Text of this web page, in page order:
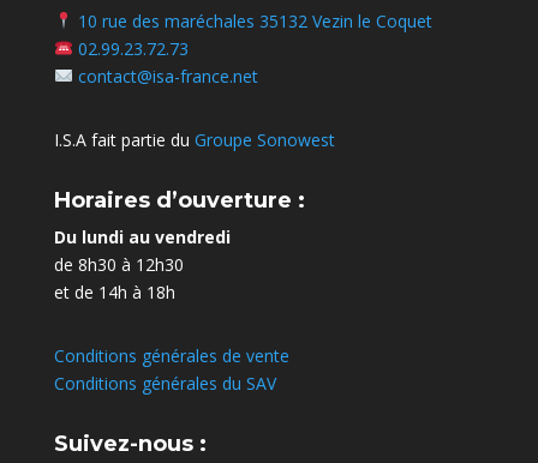
10 rue des maréchales 35132 Vezin le Coquet
02.99.23.72.73
contact@isa-france.net
I.S.A fait partie du Groupe Sonowest
Horaires d’ouverture :
Du lundi au vendredi
de 8h30 à 12h30
et de 14h à 18h
Conditions générales de vente
Conditions générales du SAV
Suivez-nous :